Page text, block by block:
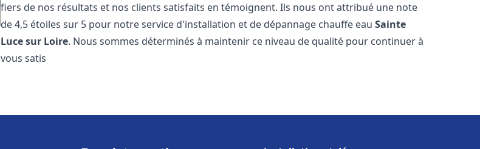
fiers de nos résultats et nos clients satisfaits en témoignent. Ils nous ont attribué une note
de 4,5 étoiles sur 5 pour notre service d'installation et de dépannage chauffe eauSainte
Luce sur Loire. Nous sommes déterminés à maintenir ce niveau de qualité pour continuer à
vous satis